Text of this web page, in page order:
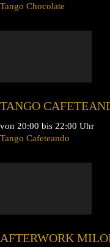
Tango Chocolate
TANGO
von 20:00 bis 22:00 Uhr
Tango Cafeteando
AFTERWORK